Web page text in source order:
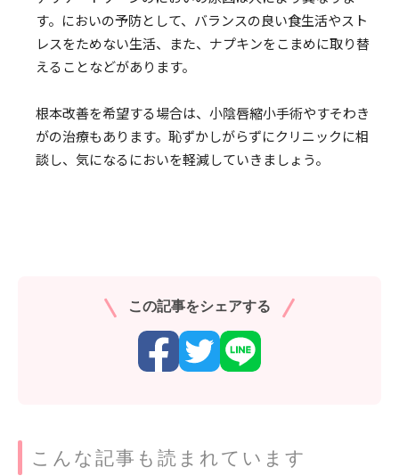
す。においの予防として、バランスの良い食生活やスト
レスをためない生活、また、ナプキンをこまめに取り替
えることなどがあります。
根本改善を希望する場合は、小陰唇縮小手術やすそわき
がの治療もあります。恥ずかしがらずにクリニックに相
談し、気になるにおいを軽減していきましょう。
この記事をシェアする
こんな記事も読まれています